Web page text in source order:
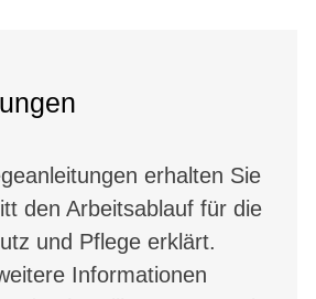
erhalten Sie
den Arbeitsablauf für die
und Pflege erklärt.
Informationen